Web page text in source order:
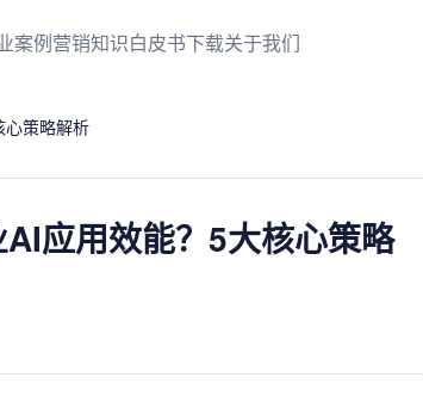
案例营销知识白皮书下载关于我们
心策略解析
应用效能？5大核心策略